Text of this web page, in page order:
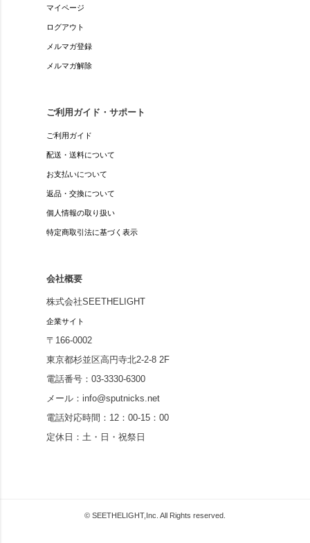
マイページ
ログアウト
メルマガ登録
メルマガ解除
ご利用ガイド・サポート
ご利用ガイド
配送・送料について
お支払いについて
返品・交換について
個人情報の取り扱い
特定商取引法に基づく表示
会社概要
株式会社SEETHELIGHT
企業サイト
〒166-0002
東京都杉並区高円寺北2-2-8 2F
電話番号：03-3330-6300
メール：info@sputnicks.net
電話対応時間：12：00-15：00
定休日：土・日・祝祭日
© SEETHELIGHT,Inc. All Rights reserved.